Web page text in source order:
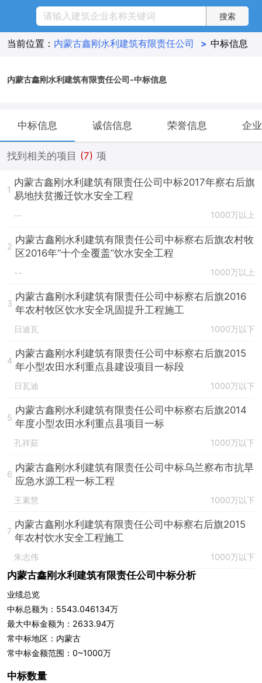
当前位置： 内蒙古鑫刚水利建筑有限责任公司 > 中标信息
内蒙古鑫刚水利建筑有限责任公司-中标信息
中标信息 诚信信息 荣誉信息 企
找到相关的项目 (7) 项
1
内蒙古鑫刚水利建筑有限责任公司中标2017年察右后旗
易地扶贫搬迁饮水安全工程
-- 1000万以上
2
内蒙古鑫刚水利建筑有限责任公司中标察右后旗农村牧
区2016年“十个全覆盖”饮水安全工程
-- 1000万以上
3
内蒙古鑫刚水利建筑有限责任公司中标察右后旗2016
年农村牧区饮水安全巩固提升工程施工
日迪瓦 1000万以下
4
内蒙古鑫刚水利建筑有限责任公司中标察右后旗2015
年小型农田水利重点县建设项目一标段
日瓦迪 1000万以下
5
内蒙古鑫刚水利建筑有限责任公司中标察右后旗2014
年度小型农田水利重点县项目一标
孔祥茹 1000万以下
6
内蒙古鑫刚水利建筑有限责任公司中标乌兰察布市抗旱
应急水源工程一标工程
王素慧 1000万以下
7
内蒙古鑫刚水利建筑有限责任公司中标察右后旗2015
年农村饮水安全工程施工
朱志伟 1000万以下
内蒙古鑫刚水利建筑有限责任公司中标分析
业绩总览
中标总额为：5543.046134万
最大中标金额为：2633.94万
常中标地区：内蒙古
常中标金额范围：0~1000万
中标数量